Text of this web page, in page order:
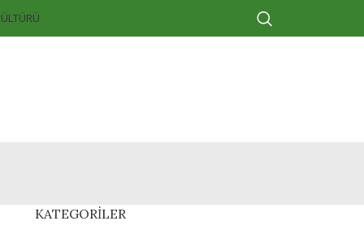
KATEGORILER